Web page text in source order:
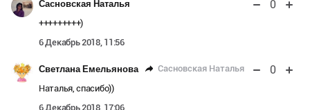
Сасновская Наталья 0
+++++++++)
6 Декабрь 2018, 11:56
Светлана Емельянова Сасновская Наталья 0
Наталья, спасибо))
6 Декабрь 2018, 17:06